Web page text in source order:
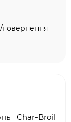
повернення
Char-Broil